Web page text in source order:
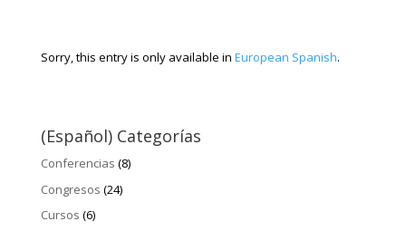
Sorry, this entry is only available in European Spanish.
(Español) Categorías
Conferencias (8)
Congresos (24)
Cursos (6)